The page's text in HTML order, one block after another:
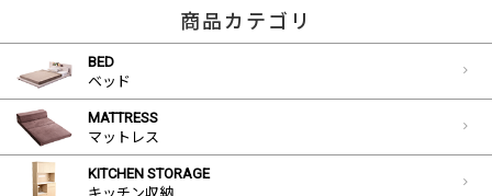
商品カテゴリ
BED
ベッド
MATTRESS
マットレス
KITCHEN STORAGE